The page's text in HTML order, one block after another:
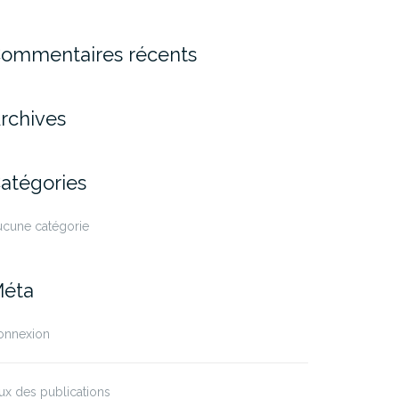
récents
catégorie
des publications